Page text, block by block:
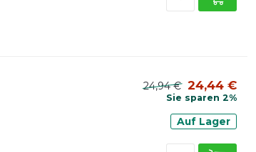
24,94 € 24,44 €
Sie sparen 2%
Auf Lager